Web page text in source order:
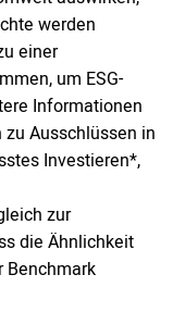
werden
einer
um ESG-
Informationen
Ausschlüssen in
Investieren*,
zur
die Ähnlichkeit
Benchmark